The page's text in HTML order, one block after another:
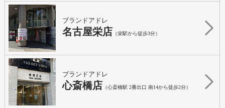
ブランドアドレ
名古屋栄店 （栄駅から徒歩3分）
ブランドアドレ
心斎橋店 （心斎橋駅 2番出口 南14から徒歩2分）